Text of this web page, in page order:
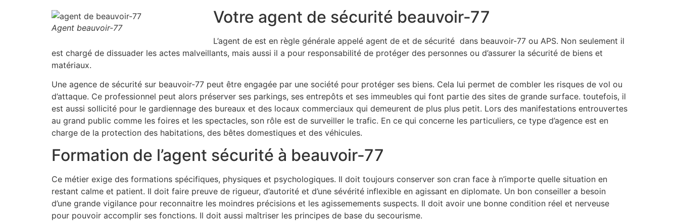
Agent beauvoir-77
Votre agent de sécurité beauvoir-77
L’agent de est en règle générale appelé agent de et de sécurité dans beauvoir-77 ou APS. Non seulement il
est chargé de dissuader les actes malveillants, mais aussi il a pour responsabilité de protéger des personnes ou d’assurer la sécurité de biens et
matériaux.
Une agence de sécurité sur beauvoir-77 peut être engagée par une société pour protéger ses biens. Cela lui permet de combler les risques de vol ou
d’attaque. Ce professionnel peut alors préserver ses parkings, ses entrepôts et ses immeubles qui font partie des sites de grande surface. toutefois, il
est aussi sollicité pour le gardiennage des bureaux et des locaux commerciaux qui demeurent de plus plus petit. Lors des manifestations entrouvertes
au grand public comme les foires et les spectacles, son rôle est de surveiller le trafic. En ce qui concerne les particuliers, ce type d’agence est en
charge de la protection des habitations, des bêtes domestiques et des véhicules.
Formation de l’agent sécurité à beauvoir-77
Ce métier exige des formations spécifiques, physiques et psychologiques. Il doit toujours conserver son cran face à n’importe quelle situation en
restant calme et patient. Il doit faire preuve de rigueur, d’autorité et d’une sévérité inflexible en agissant en diplomate. Un bon conseiller a besoin
d’une grande vigilance pour reconnaitre les moindres précisions et les agissemements suspects. Il doit avoir une bonne condition réel et nerveuse
pour pouvoir accomplir ses fonctions. Il doit aussi maîtriser les principes de base du secourisme.